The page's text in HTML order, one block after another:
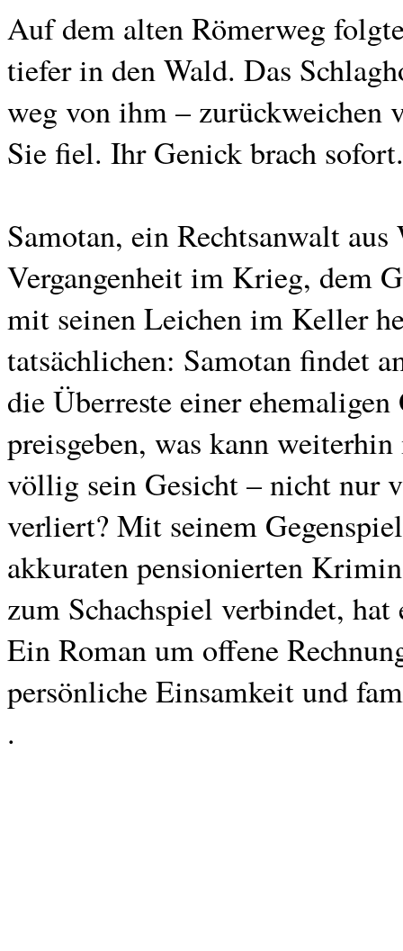
Auf dem alten Römerweg
tiefer in den Wald. Das
weg von ihm – zurückweichen
Sie fiel. Ihr Genick brach sofort.
Samotan, ein Rechtsanwalt
Vergangenheit im Krieg, dem
mit seinen Leichen im Keller
tatsächlichen: Samotan findet
die Überreste einer
preisgeben, was kann
völlig sein Gesicht – nicht nur
verliert? Mit seinem
akkuraten pensionierten
zum Schachspiel verbindet,
Ein Roman um offene
persönliche Einsamkeit und
.